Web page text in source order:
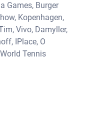
Games, Burger
Kopenhagen,
Vivo, Damyller,
IPlace, O
Tennis